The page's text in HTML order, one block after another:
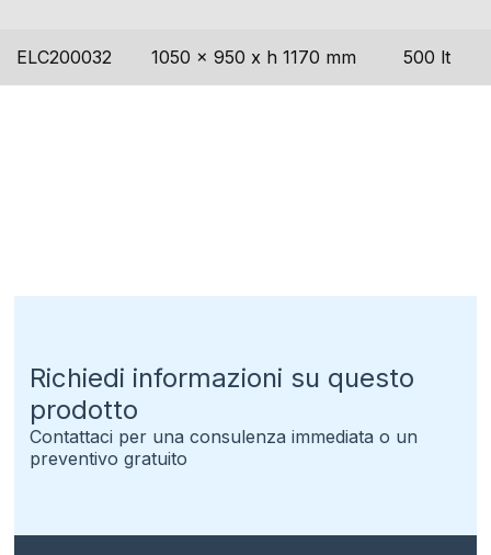
ELC200032 1050 x 950 x h 1170 mm 500 lt
Richiedi informazioni su questo
prodotto
Contattaci per una consulenza immediata o un
preventivo gratuito